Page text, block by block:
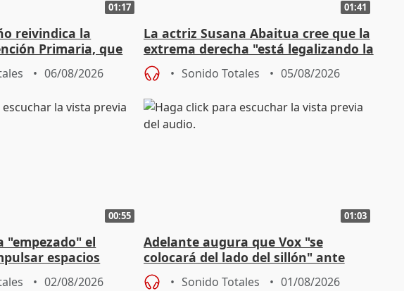
01:17
reivindica la
Primaria, que
06/08/2026
01:41
La actriz Susana Abaitua cree que la
extrema derecha "está legalizando la
homofobia"
Sonido Totales 05/08/2026
00:55
"empezado" el
espacios
municipales
02/08/2026
01:03
Adelante augura que Vox "se
colocará del lado del sillón" ante
iniciativas de la oposición
Sonido Totales 01/08/2026